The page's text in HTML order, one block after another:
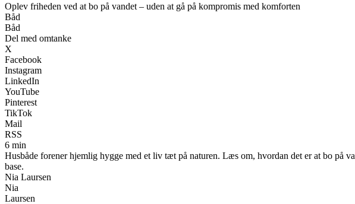
Oplev friheden ved at bo på vandet – uden at gå på kompromis med komforten
Båd
Båd
Del med omtanke
X
Facebook
Instagram
LinkedIn
YouTube
Pinterest
TikTok
Mail
RSS
6 min
Husbåde forener hjemlig hygge med et liv tæt på naturen. Læs om, hvordan det er at bo på
base.
Nia Laursen
Nia
Laursen